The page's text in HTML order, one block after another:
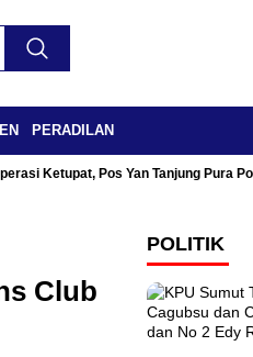
PERADILAN
Ketupat, Pos Yan Tanjung Pura
Club
POLITIK